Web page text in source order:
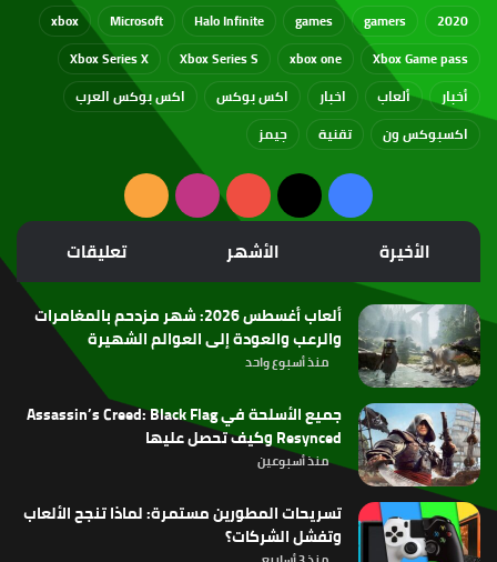
2020
gamers
games
Halo Infinite
Microsoft
xbox
Xbox Game pass
xbox one
Xbox Series S
Xbox Series X
أخبار
ألعاب اخبار اكس بوكس
اكس بوكس العرب
اكسبوكس ون
تقنية جيمز
فيسبوك
‫X
‫YouTubeانستقرامملخص
الموقع
RSS
الأخيرة الأشهر تعليقات
ألعاب أغسطس 2026: شهر مزدحم بالمغامرات
والرعب والعودة إلى العوالم الشهيرة
منذ أسبوع واحد
جميع الأسلحة في Assassin’s Creed: Black Flag
Resynced وكيف تحصل عليها
منذ أسبوعين
تسريحات المطورين مستمرة: لماذا تنجح الألعاب
وتفشل الشركات؟